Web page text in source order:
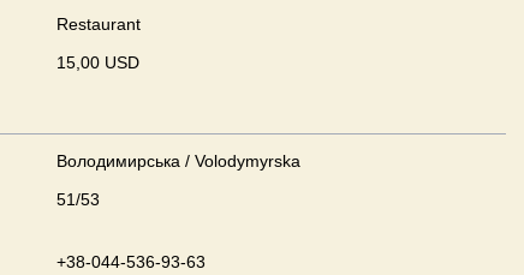
Restaurant
15,00 USD
Володимирська / Volodymyrska
51/53
+38-044-536-93-63